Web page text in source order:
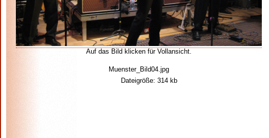
Auf das Bild klicken für Vollansicht.
Muenster_Bild04.jpg
Dateigröße: 314 kb